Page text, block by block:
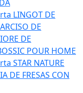
LINGOT DE
DE
DE
POUR HOME
STAR NATURE
DE FRESAS CON